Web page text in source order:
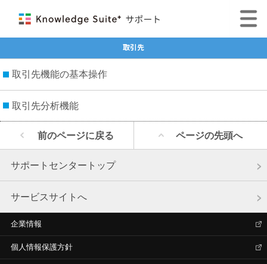
取引先
取引先機能の基本操作
取引先分析機能
前のページに戻る ページの先頭へ
サポートセンタートップ
サービスサイトへ
企業情報
個人情報保護方針